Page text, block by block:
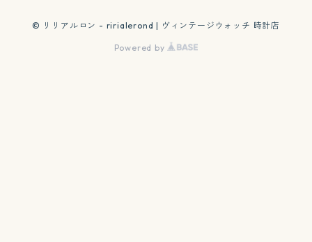
© リリアルロン - ririalerond | ヴィンテージウォッチ 時計店
Powered by